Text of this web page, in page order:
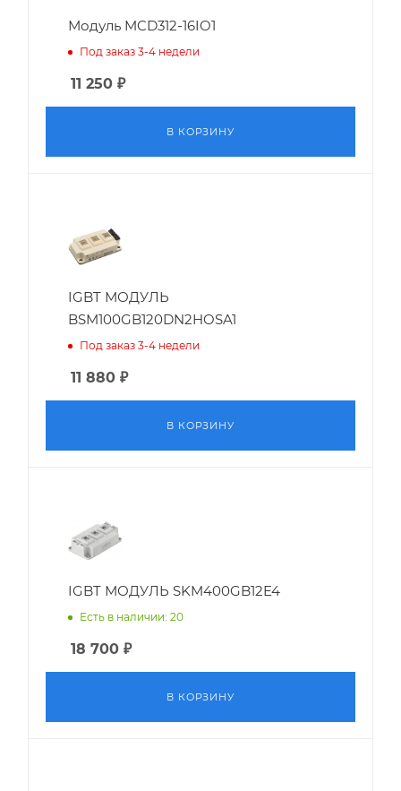
Модуль MCD312-16IO1
Под заказ 3-4 недели
11 250 ₽
В КОРЗИНУ
IGBT МОДУЛЬ
BSM100GB120DN2HOSA1
Под заказ 3-4 недели
11 880 ₽
В КОРЗИНУ
IGBT МОДУЛЬ SKM400GB12E4
Есть в наличии: 20
18 700 ₽
В КОРЗИНУ